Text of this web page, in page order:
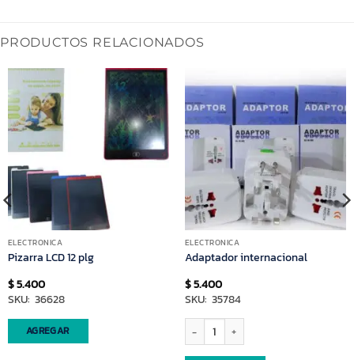
PRODUCTOS RELACIONADOS
ELECTRONICA
Pizarra LCD 12 plg
$5.400
SKU: 36628
AGREGAR
ELECTRONICA
Adaptador internacional
$5.400
SKU: 35784
Adaptador internacional cantidad